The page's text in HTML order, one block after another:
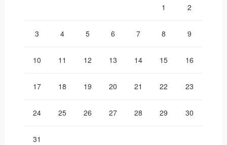
1 2
3 4 5 6 7 8 9
10 11 12 13 14 15 16
17 18 19 20 21 22 23
24 25 26 27 28 29 30
31